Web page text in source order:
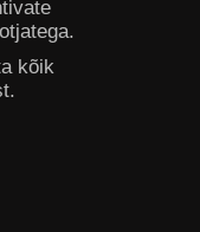
kõik